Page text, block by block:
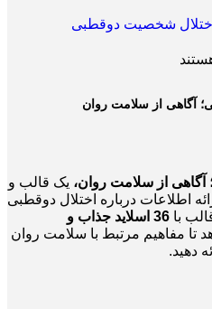
اختلال شخصیت دوقطبی
آگاهی از سلامت روان
آگاهی از سلامت روان، یک قالب و
اطلاعات درباره اختلال دوقطبی
با
36 اسلاید جذاب و
تا مفاهیم مرتبط با سلامت روان
دهید.